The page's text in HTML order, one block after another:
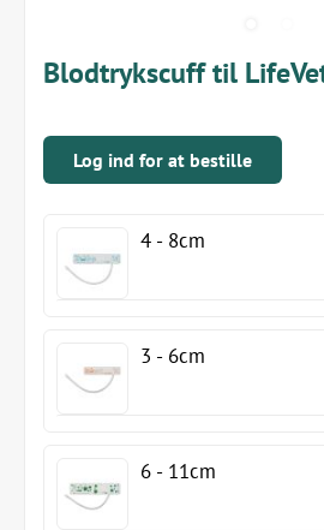
Blodtrykscuff til
Log ind for at bestille
4 - 8cm
3 - 6cm
6 - 11cm